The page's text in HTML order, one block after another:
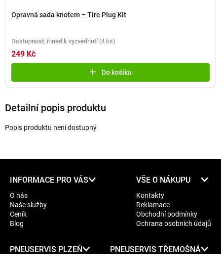
Opravná sada knotem – Tire Plug Kit
Dostupnost: ihned k vyzvednutí (4 ks)
249 Kč
Do košíku
Detailní popis produktu
Popis produktu není dostupný
INFORMACE PRO VÁS
O nás
Naše služby
Ceník
Blog
VŠE O NÁKUPU
Kontakty
Reklamace
Obchodní podmínky
Ochrana osobních údajů
PNEUSERVIS PLZEŇ PNEUSERVIS TŘEMOŠNÁ